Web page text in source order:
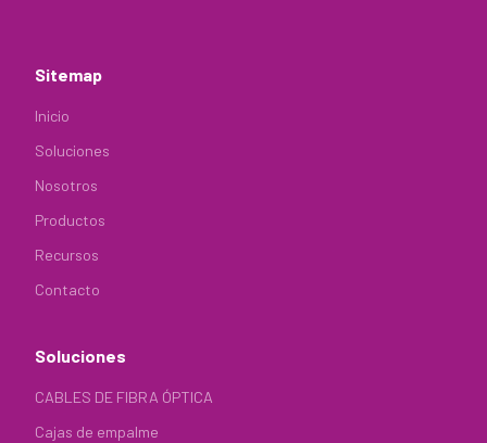
Sitemap
Inicio
Soluciones
Nosotros
Productos
Recursos
Contacto
Soluciones
CABLES DE FIBRA ÓPTICA
Cajas de empalme